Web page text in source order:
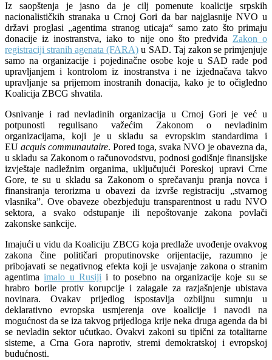
Iz saopštenja je jasno da je cilj pomenute koalicije srpskih
nacionalističkih stranaka u Crnoj Gori da bar najglasnije NVO u
državi proglasi „agentima stranog uticaja“ samo zato što primaju
donacije iz inostranstva, iako to nije ono što predviđa Zakon o
registraciji stranih agenata (FARA) u SAD. Taj zakon se primjenjuje
samo na organizacije i pojedinačne osobe koje u SAD rade pod
upravljanjem i kontrolom iz inostranstva i ne izjednačava takvo
upravljanje sa prijemom inostranih donacija, kako je to očigledno
Koalicija ZBCG shvatila.
Osnivanje i rad nevladinih organizacija u Crnoj Gori je već u
potpunosti regulisano važećim Zakonom o nevladinim
organizacijama, koji je u skladu sa evropskim standardima i
EU acquis communautaire. Pored toga, svaka NVO je obavezna da,
u skladu sa Zakonom o računovodstvu, podnosi godišnje finansijske
izvještaje nadležnim organima, uključujući Poreskoj upravi Crne
Gore, te su u skladu sa Zakonom o sprečavanju pranja novca i
finansiranja terorizma u obavezi da izvrše registraciju „stvarnog
vlasnika”. Ove obaveze obezbjeđuju transparentnost u radu NVO
sektora, a svako odstupanje ili nepoštovanje zakona povlači
zakonske sankcije.
Imajući u vidu da Koaliciju ZBCG koja predlaže uvođenje ovakvog
zakona čine političari proputinovske orijentacije, razumno je
pribojavati se negativnog efekta koji je usvajanje zakona o stranim
agentimaimalo u Rusiji i to posebno na organizacije koje su se
hrabro borile protiv korupcije i zalagale za razjašnjenje ubistava
novinara. Ovakav prijedlog ispostavlja ozbiljnu sumnju u
deklarativno evropska usmjerenja ove koalicije i navodi na
mogućnost da se iza takvog prijedloga krije neka druga agenda da bi
se nevladin sektor ućutkao. Ovakvi zakoni su tipični za totalitarne
sisteme, a Crna Gora naprotiv, stremi demokratskoj i evropskoj
budućnosti.